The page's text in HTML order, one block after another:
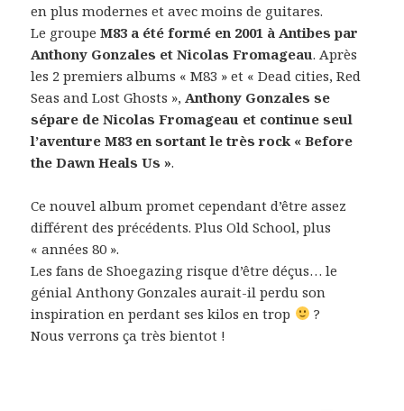
en plus modernes et avec moins de guitares.
Le groupeM83 a été formé en 2001 à Antibes par
Anthony Gonzales et Nicolas Fromageau. Après
les 2 premiers albums « M83 » et « Dead cities, Red
Seas and Lost Ghosts », Anthony Gonzales se
sépare de Nicolas Fromageau et continue seul
l’aventure M83 en sortant le très rock « Before
the Dawn Heals Us ».
Ce nouvel album promet cependant d’être assez
différent des précédents. Plus Old School, plus
« années 80 ».
Les fans de Shoegazing risque d’être déçus… le
génial Anthony Gonzales aurait-il perdu son
inspiration en perdant ses kilos en trop
?
Nous verrons ça très bientot !